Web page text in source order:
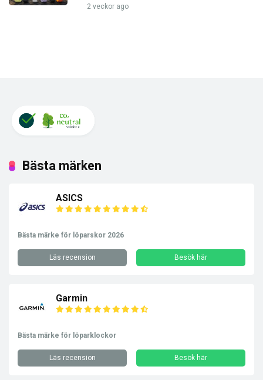
2 veckor ago
Bästa märken
ASICS
Bästa märke för löparskor 2026
Läs recension Besök här
Garmin
Bästa märke för löparklockor
Läs recension Besök här